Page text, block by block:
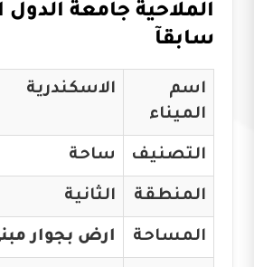
الملاحية جامعة الدول
سابقآ
اسم
الميناء
الاسكندرية
التصنيف ساحة
المنطقة الثانية
المساحة ارض بجوار